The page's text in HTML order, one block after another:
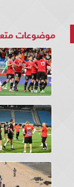
موضوعات